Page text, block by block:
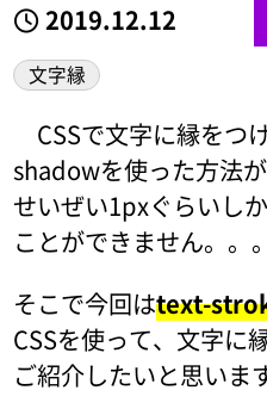
2019.12.12
文字縁
CSSで文字に縁をつ
shadowを使った方法
せいぜい1pxぐらいし
ことができません。。。
そこで今回はtext-
CSSを使って、文字に
ご紹介したいと思いま